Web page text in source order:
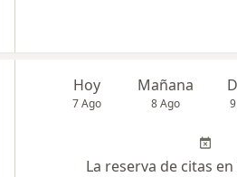
Hoy
7 Ago
Mañana
8 Ago
La reserva de citas